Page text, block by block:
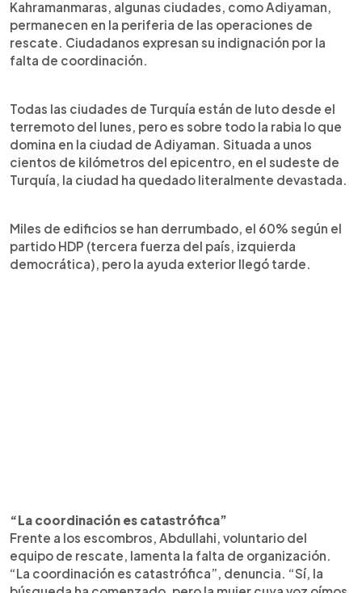
Kahramanmaras, algunas ciudades, como Adiyaman,
permanecen en la periferia de las operaciones de
rescate. Ciudadanos expresan su indignación por la
falta de coordinación.
Todas las ciudades de Turquía están de luto desde el
terremoto del lunes, pero es sobre todo la rabia lo que
domina en la ciudad de Adiyaman. Situada a unos
cientos de kilómetros del epicentro, en el sudeste de
Turquía, la ciudad ha quedado literalmente devastada.
Miles de edificios se han derrumbado, el 60% según el
partido HDP (tercera fuerza del país, izquierda
democrática), pero la ayuda exterior llegó tarde.
“La coordinación es catastrófica”
Frente a los escombros, Abdullahi, voluntario del
equipo de rescate, lamenta la falta de organización.
“La coordinación es catastrófica”, denuncia. “Sí, la